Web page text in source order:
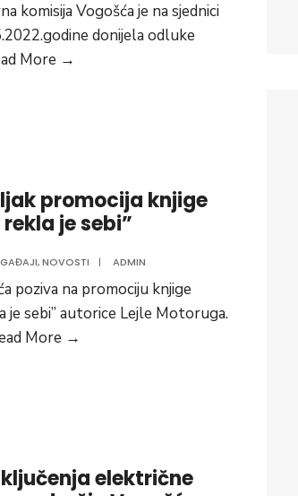
komisija Vogošća je na sjednici
donijela odluke
More →
Vogošća
promocija knjige
je sebi”
,NOVOSTI | ADMIN
poziva na promociju knjige
je sebi” autorice Lejle Motoruga.
More →
reklaelektrične